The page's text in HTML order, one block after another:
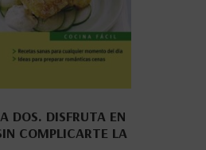
DOS. DISFRUTA EN
COMPLICARTE LA